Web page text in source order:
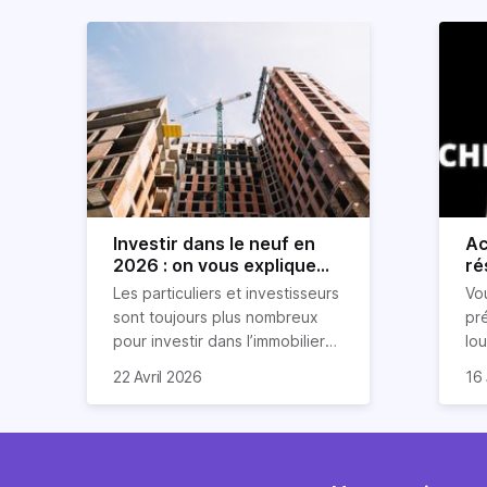
Investir dans le neuf en
2026 : on vous explique
tout !
Les particuliers et investisseurs
sont toujours plus nombreux
pour investir dans l’immobilier
expliquons tout dans cet
22 Avril 2026 16